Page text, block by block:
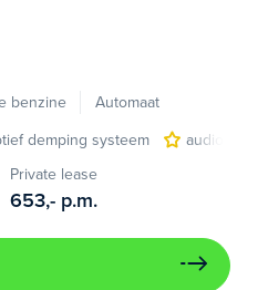
benzine
Automaat
demping systeem
audio
Private lease
653,- p.m.